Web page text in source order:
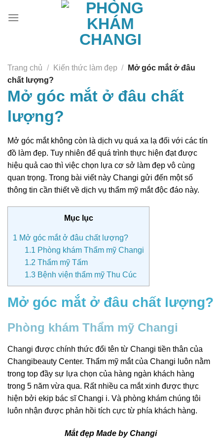
đến
Trang chủ / Kiến thức làm đẹp /
Mở góc mắt ở đâu
chất lượng?
Mở góc mắt ở đâu chất
lượng?
Mở góc mắt không còn là dịch vụ quá xa lạ đối với các tín
đồ làm đẹp. Tuy nhiên để quá trình thực hiện đạt được
hiệu quả cao thì việc chọn lựa cơ sở làm đẹp vô cùng
quan trọng. Trong bài viết này Changi gửi đến một số
thông tin cần thiết về dịch vụ thẩm mỹ mắt độc đáo này.
Mục lục
1 Mở góc mắt ở đâu chất lượng?
1.1 Phòng khám Thẩm mỹ Changi
1.2 Thẩm mỹ Tấm
1.3 Bệnh viện thẩm mỹ Thu Cúc
Mở góc mắt ở đâu chất lượng?
Phòng khám Thẩm mỹ Changi
Changi được chính thức đổi tên từ Changi tiền thân của
Changibeauty Center. Thẩm mỹ mắt của Changi luôn nằm
trong top đầy sự lựa chọn của hàng ngàn khách hàng
trong 5 năm vừa qua. Rất nhiều ca mắt xinh được thực
hiện bởi ekip bác sĩ Changi i. Và phòng khám chúng tôi
luôn nhận được phản hồi tích cực từ phía khách hàng.
Mắt đẹp Made by Changi